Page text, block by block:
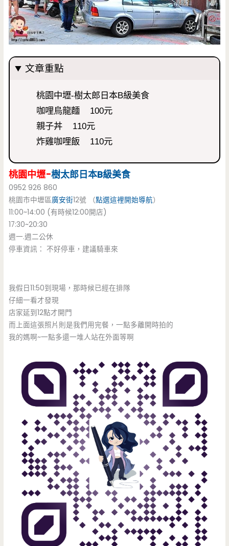
文章重點
桃園中壢-樹太郎日本B級美食
咖哩烏龍麵 100元
親子丼 110元
炸雞咖哩飯 110元
桃園中壢-樹太郎 日本B級美食
0952 926 860
桃園市中壢區廣安街12號 （點選這裡開始導航）
11:00~14:00 (有時候12:00開店)
17:30~20:30
週一.週二公休
停車資訊： 不好停車，建議騎車來
我假日11:50到現場，那時候已經在排隊
仔細一看才發現
店家延到12點才開門
而上面這張照片則是我們用完餐，一點多離開時拍的
我的媽啊~一點多還一堆人站在外面等啊